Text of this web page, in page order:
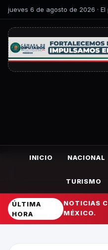
jueves 6 de agosto de 2026 ·
INICIO NACIONAL
TURISMO
ÚLTIMA
HORA
NOTICIAS
MÉXICO.